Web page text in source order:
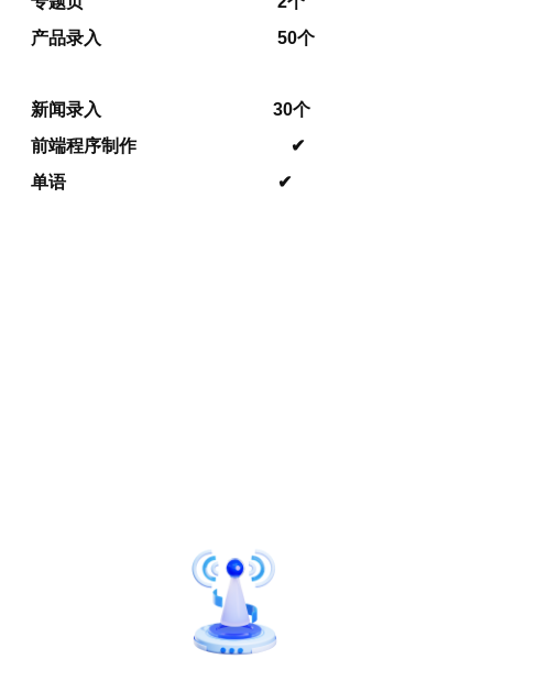
产品录入 50个
新闻录入 30个
前端程序制作 ✔
单语 ✔